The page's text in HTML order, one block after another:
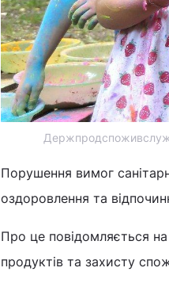
Порушення вимог
оздоровлення та
Про це повідомляється
продуктів та захисту